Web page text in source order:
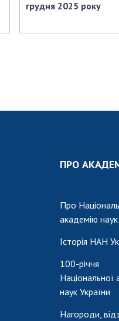
грудня 2025 року
ПРО
Про
академію наук
Історія НАН
100-річчя
Національної
наук України
Нагороди,